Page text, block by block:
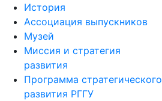
История
Ассоциация выпускников
Музей
Миссия и стратегия
развития
Программа стратегического
развития РГГУ